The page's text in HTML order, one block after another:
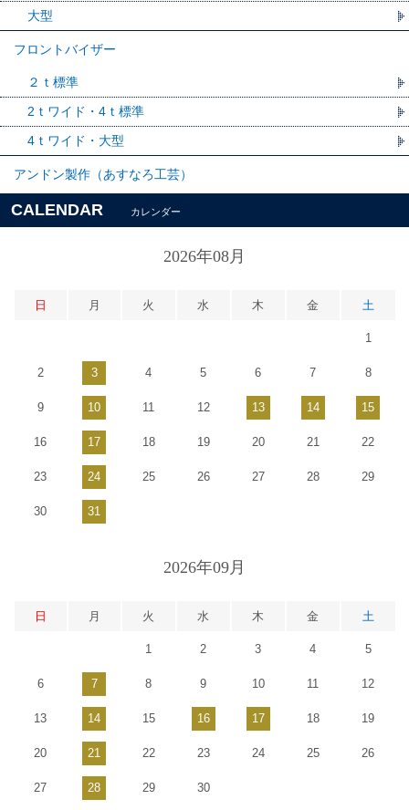
大型
フロントバイザー
２ｔ標準
2ｔワイド・4ｔ標準
4ｔワイド・大型
アンドン製作（あすなろ工芸）
CALENDAR カレンダー
2026年08月
日 月 火 水 木 金 土
1
2 3 4 5 6 7 8
9 10 11 12 13 14 15
16 17 18 19 20 21 22
23 24 25 26 27 28 29
30 31
2026年09月
日 月 火 水 木 金 土
1 2 3 4 5
6 7 8 9 10 11 12
13 14 15 16 17 18 19
20 21 22 23 24 25 26
27 28 29 30